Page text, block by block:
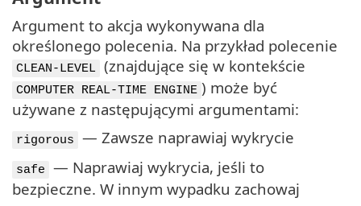
Argument to akcja wykonywana dla
określonego polecenia. Na przykład polecenie
CLEAN-LEVEL (znajdujące się w kontekście
COMPUTER REAL-TIME ENGINE ) może być
używane z następującymi argumentami:
rigorous — Zawsze naprawiaj wykrycie
safe
— Naprawiaj wykrycia, jeśli to
bezpieczne. W innym wypadku zachowaj